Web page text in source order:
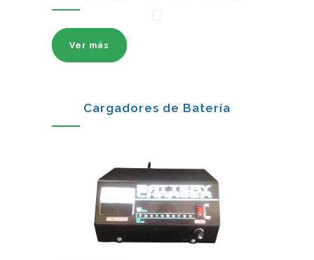
Ver más
Cargadores de Batería